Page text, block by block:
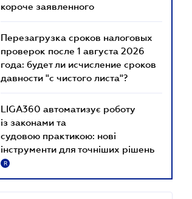
короче заявленного
Перезагрузка сроков налоговых
проверок после 1 августа 2026
года: будет ли исчисление сроков
давности "с чистого листа"?
LIGA360 автоматизує роботу
із законами та
судовою практикою: нові
інструменти для точніших рішень
R